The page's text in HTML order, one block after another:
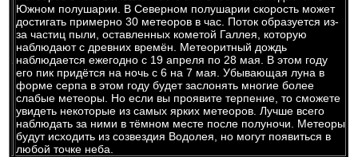
Южном полушарии. В Северном полушарии скорость может
достигать примерно 30 метеоров в час. Поток образуется из-
за частиц пыли, оставленных кометой Галлея, которую
наблюдают с древних времён. Метеоритный дождь
наблюдается ежегодно с 19 апреля по 28 мая. В этом году
его пик придётся на ночь с 6 на 7 мая. Убывающая луна в
форме серпа в этом году будет заслонять многие более
слабые метеоры. Но если вы проявите терпение, то сможете
увидеть некоторые из самых ярких метеоров. Лучше всего
наблюдать за ними в тёмном месте после полуночи. Метеоры
будут исходить из созвездия Водолея, но могут появиться в
любой точке неба.